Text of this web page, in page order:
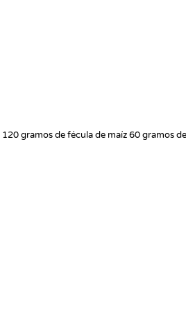
gramos de fécula de maíz 60 gramos